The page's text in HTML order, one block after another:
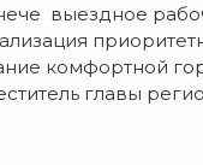
выездное
комфортной
главы